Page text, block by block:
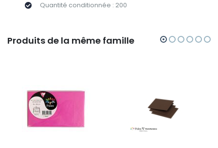
Quantité conditionnée : 200
Produits de la même famille